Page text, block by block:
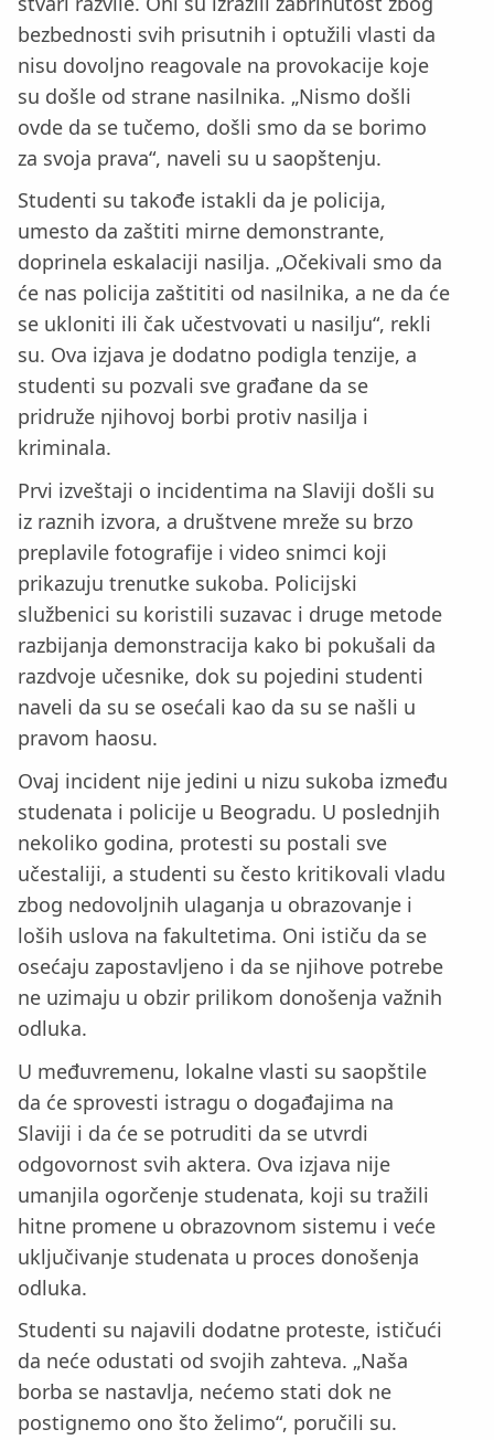
bezbednosti svih prisutnih i optužili vlasti da
nisu dovoljno reagovale na provokacije koje
su došle od strane nasilnika. „Nismo došli
ovde da se tučemo, došli smo da se borimo
za svoja prava“, naveli su u saopštenju.
Studenti su takođe istakli da je policija,
umesto da zaštiti mirne demonstrante,
doprinela eskalaciji nasilja. „Očekivali smo da
će nas policija zaštititi od nasilnika, a ne da će
se ukloniti ili čak učestvovati u nasilju“, rekli
su. Ova izjava je dodatno podigla tenzije, a
studenti su pozvali sve građane da se
pridruže njihovoj borbi protiv nasilja i
kriminala.
Prvi izveštaji o incidentima na Slaviji došli su
iz raznih izvora, a društvene mreže su brzo
preplavile fotografije i video snimci koji
prikazuju trenutke sukoba. Policijski
službenici su koristili suzavac i druge metode
razbijanja demonstracija kako bi pokušali da
razdvoje učesnike, dok su pojedini studenti
naveli da su se osećali kao da su se našli u
pravom haosu.
Ovaj incident nije jedini u nizu sukoba između
studenata i policije u Beogradu. U poslednjih
nekoliko godina, protesti su postali sve
učestaliji, a studenti su često kritikovali vladu
zbog nedovoljnih ulaganja u obrazovanje i
loših uslova na fakultetima. Oni ističu da se
osećaju zapostavljeno i da se njihove potrebe
ne uzimaju u obzir prilikom donošenja važnih
odluka.
U međuvremenu, lokalne vlasti su saopštile
da će sprovesti istragu o događajima na
Slaviji i da će se potruditi da se utvrdi
odgovornost svih aktera. Ova izjava nije
umanjila ogorčenje studenata, koji su tražili
hitne promene u obrazovnom sistemu i veće
uključivanje studenata u proces donošenja
odluka.
Studenti su najavili dodatne proteste, ističući
da neće odustati od svojih zahteva. „Naša
borba se nastavlja, nećemo stati dok ne
postignemo ono što želimo“, poručili su.